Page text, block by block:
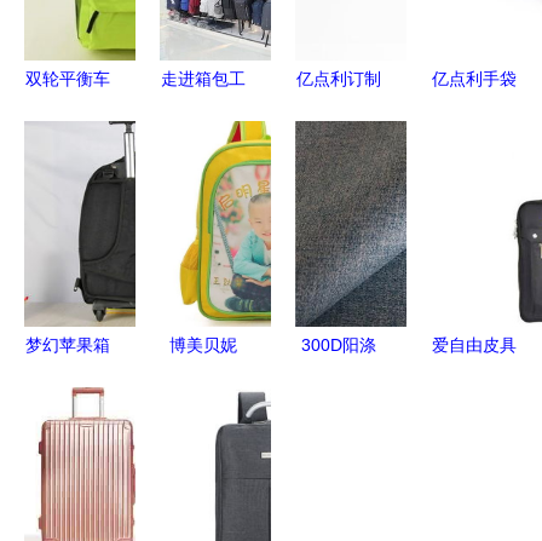
双轮平衡车
针纺织品的
巧妙融合
走进箱包工
织品到成品
箱包的制造
之旅
亿点利订制
精致蓝牙耳
机收纳包
亿点利手袋
梦幻苹果箱
流，品质卓
越，最新产
品全面展示
与销售指南
博美贝妮
为媒，匠心
300D阳涤
爱自由皮具